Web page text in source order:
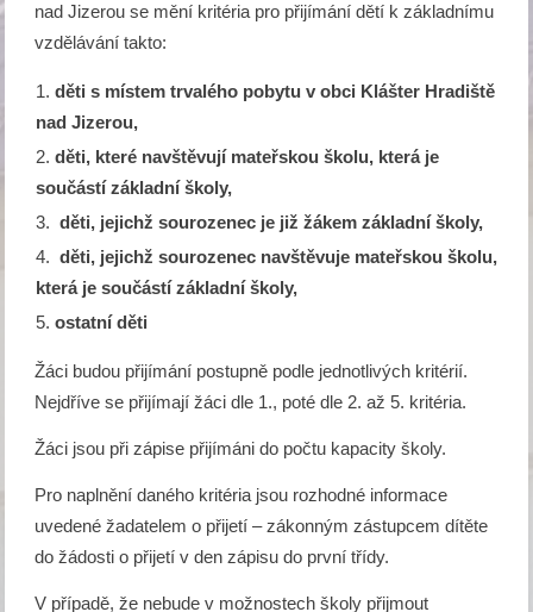
nad Jizerou se mění kritéria pro přijímání dětí k základnímu
vzdělávání takto:
děti s místem trvalého pobytu v obci Klášter Hradiště
nad Jizerou,
děti, které navštěvují mateřskou školu, která je
součástí základní školy,
děti, jejichž sourozenec je již žákem základní školy,
děti, jejichž sourozenec navštěvuje mateřskou školu,
která je součástí základní školy,
ostatní děti
Žáci budou přijímání postupně podle jednotlivých kritérií.
Nejdříve se přijímají žáci dle 1., poté dle 2. až 5. kritéria.
Žáci jsou při zápise přijímáni do počtu kapacity školy.
Pro naplnění daného kritéria jsou rozhodné informace
uvedené žadatelem o přijetí – zákonným zástupcem dítěte
do žádosti o přijetí v den zápisu do první třídy.
V případě, že nebude v možnostech školy přijmout